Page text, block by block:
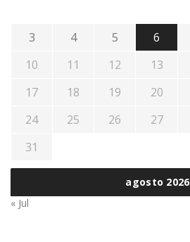
agosto 2026
3
4 5 6
10
11 12 13
17
18 19 20
24
25 26 27
31
« Jul